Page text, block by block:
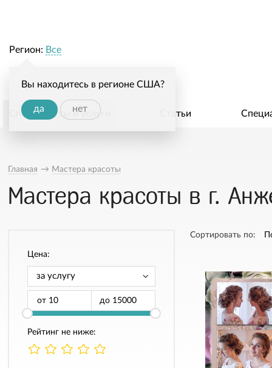
Регион: Все
Вы находитесь в регионе США?
да нет
Специалисты и услуги Статьи
Главная → Мастера красоты
Мастера красоты в г.
Цена:
от до
Рейтинг не ниже:
Сортировать по: